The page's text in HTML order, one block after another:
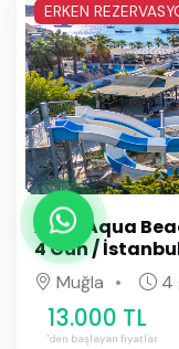
ERKEN
Ayaz Aqua
4 Gün /
Muğla 4
13.000 TL
'den başlayan fiyatlar